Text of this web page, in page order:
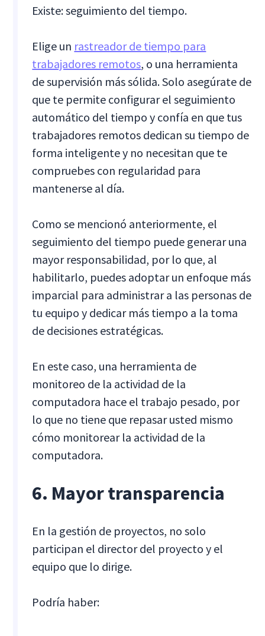
Existe: seguimiento del tiempo.
Elige un rastreador de tiempo para
trabajadores remotos, o una herramienta
de supervisión más sólida. Solo asegúrate de
que te permite configurar el seguimiento
automático del tiempo y confía en que tus
trabajadores remotos dedican su tiempo de
forma inteligente y no necesitan que te
compruebes con regularidad para
mantenerse al día.
Como se mencionó anteriormente, el
seguimiento del tiempo puede generar una
mayor responsabilidad, por lo que, al
habilitarlo, puedes adoptar un enfoque más
imparcial para administrar a las personas de
tu equipo y dedicar más tiempo a la toma
de decisiones estratégicas.
En este caso, una herramienta de
monitoreo de la actividad de la
computadora hace el trabajo pesado, por
lo que no tiene que repasar usted mismo
cómo monitorear la actividad de la
computadora.
6. Mayor transparencia
En la gestión de proyectos, no solo
participan el director del proyecto y el
equipo que lo dirige.
Podría haber: